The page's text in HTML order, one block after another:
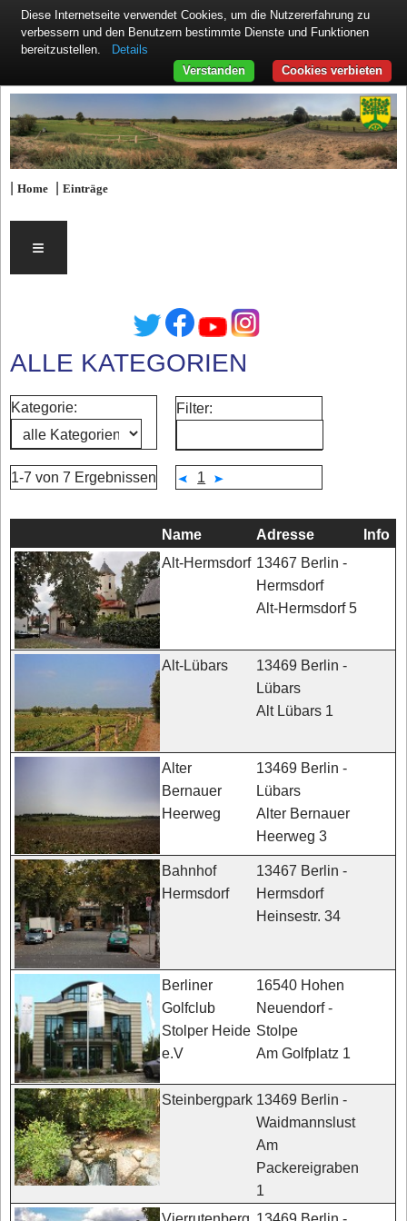
|Home |Einträge
≡
ALLE KATEGORIEN
Kategorie: Filter:
1-7 von 7 Ergebnissen 1
Name Adresse Info
Alt-Hermsdorf 13467 Berlin -
Hermsdorf
Alt-Hermsdorf 5
Alt-Lübars
13469 Berlin -
Lübars
Alt Lübars 1
Alter
Bernauer
Heerweg
13469 Berlin -
Lübars
Alter Bernauer
Heerweg 3
Bahnhof
Hermsdorf
13467 Berlin -
Hermsdorf
Heinsestr. 34
Berliner
Golfclub
Stolper Heide
e.V
16540 Hohen
Neuendorf -
Stolpe
Am Golfplatz 1
Steinbergpark 13469 Berlin -
Waidmannslust
Am
Packereigraben
1
Diese Internetseite verwendet Cookies, um die Nutzererfahrung zu
verbessern und den Benutzern bestimmte Dienste und Funktionen
bereitzustellen.
Details
Cookies verbieten
Verstanden